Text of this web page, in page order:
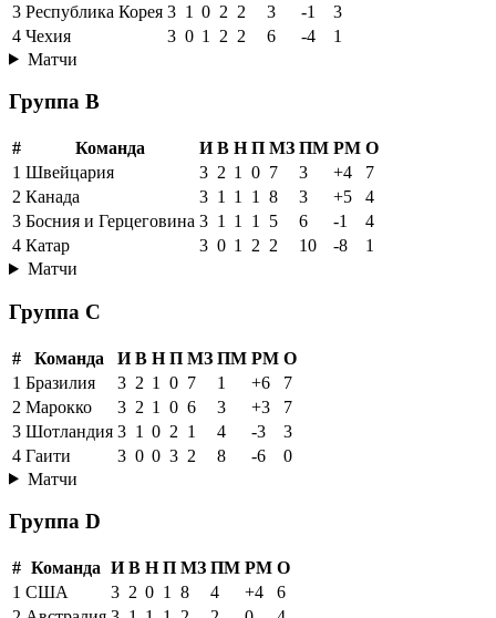
3 Республика Корея 3 1 0 2 2 3 -1
3
4 Чехия 3 0 1 2 2 6 -4
1
Матчи
Группа B
# Команда И В Н П МЗ ПМ РМ О
1 Швейцария 3 2 1 0 7 3 +4
7
2 Канада 3 1 1 1 8 3 +5
4
3 Босния и Герцеговина 3 1 1 1 5 6 -1
4
4 Катар 3 0 1 2 2 10 -8
1
Матчи
Группа C
# Команда И В Н П МЗ ПМ РМ О
1 Бразилия 3 2 1 0 7 1 +6
7
2 Марокко 3 2 1 0 6 3 +3
7
3 Шотландия 3 1 0 2 1 4 -3
3
4 Гаити 3 0 0 3 2 8 -6
0
Матчи
Группа D
# Команда И В Н П МЗ ПМ РМ О
1 США 3 2 0 1 8 4 +4
6